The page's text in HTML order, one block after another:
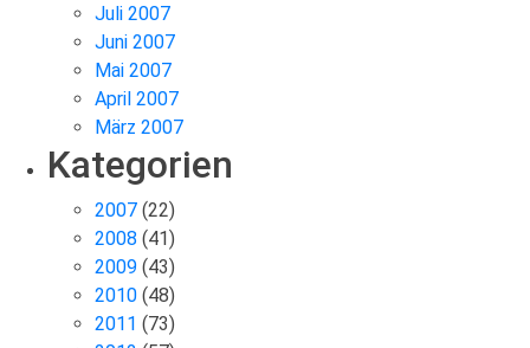
Juli 2007
Juni 2007
Mai 2007
April 2007
März 2007
Kategorien
2007 (22)
2008 (41)
2009 (43)
2010 (48)
2011 (73)